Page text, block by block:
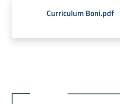
Curriculum Boni.pdf